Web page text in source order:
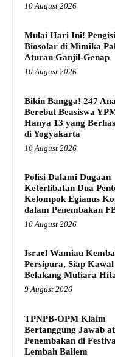
10 August 2026
Mulai Hari Ini!
Biosolar di Mimika
Aturan Ganjil-Genap
10 August 2026
Bikin Bangga! 247
Berebut Beasiswa
Hanya 13 yang
di Yogyakarta
10 August 2026
Polisi Dalami Dugaan
Keterlibatan Dua
Kelompok Egianus
dalam Penembakan
10 August 2026
Israel Wamiau
Persipura, Siap
Belakang Mutiara
9 August 2026
TPNPB-OPM Klaim
Bertanggung Jawab
Penembakan di
Lembah Baliem